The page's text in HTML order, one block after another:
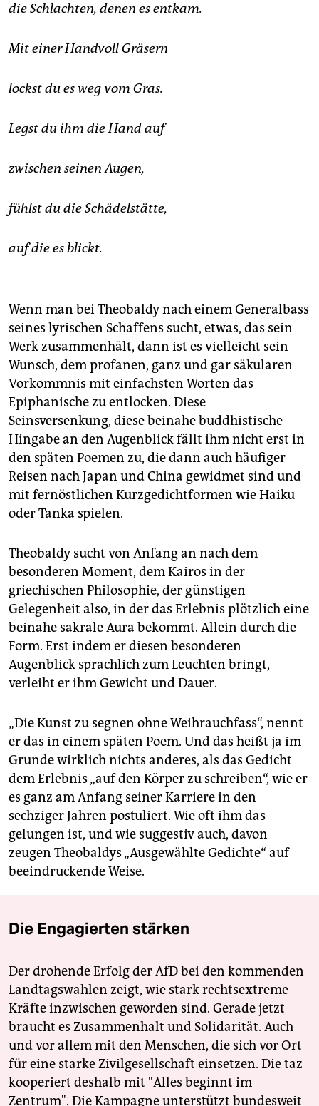
die Schlachten, denen es entkam.
Mit einer Handvoll Gräsern
lockst du es weg vom Gras.
Legst du ihm die Hand auf
zwischen seinen Augen,
fühlst du die Schädelstätte,
auf die es blickt.
Wenn man bei Theobaldy nach einem Generalbass
seines lyrischen Schaffens sucht, etwas, das sein
Werk zusammenhält, dann ist es vielleicht sein
Wunsch, dem profanen, ganz und gar säkularen
Vorkommnis mit einfachsten Worten das
Epiphanische zu entlocken. Diese
Seinsversenkung, diese beinahe buddhistische
Hingabe an den Augenblick fällt ihm nicht erst in
den späten Poemen zu, die dann auch häufiger
Reisen nach Japan und China gewidmet sind und
mit fernöstlichen Kurzgedichtformen wie Haiku
oder Tanka spielen.
Theobaldy sucht von Anfang an nach dem
besonderen Moment, dem Kairos in der
griechischen Philosophie, der günstigen
Gelegenheit also, in der das Erlebnis plötzlich eine
beinahe sakrale Aura bekommt. Allein durch die
Form. Erst indem er diesen besonderen
Augenblick sprachlich zum Leuchten bringt,
verleiht er ihm Gewicht und Dauer.
„Die Kunst zu segnen ohne Weihrauchfass“, nennt
er das in einem späten Poem. Und das heißt ja im
Grunde wirklich nichts anderes, als das Gedicht
dem Erlebnis „auf den Körper zu schreiben“, wie er
es ganz am Anfang seiner Karriere in den
sechziger Jahren postuliert. Wie oft ihm das
gelungen ist, und wie suggestiv auch, davon
zeugen Theobaldys „Ausgewählte Gedichte“ auf
beeindruckende Weise.
Die Engagierten stärken
Der drohende Erfolg der AfD bei den kommenden
Landtagswahlen zeigt, wie stark rechtsextreme
Kräfte inzwischen geworden sind. Gerade jetzt
braucht es Zusammenhalt und Solidarität. Auch
und vor allem mit den Menschen, die sich vor Ort
für eine starke Zivilgesellschaft einsetzen. Die taz
kooperiert deshalb mit "Alles beginnt im
Zentrum". Die Kampagne unterstützt bundesweit